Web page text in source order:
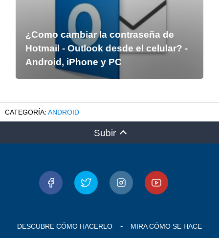
¿Como cambiar la contraseña de
Hotmail - Outlook desde el celular? -
Android, iPhone y PC
ANDROID
Subir
DESCUBRE CÓMO HACERLO MIRA CÓMO SE HACE